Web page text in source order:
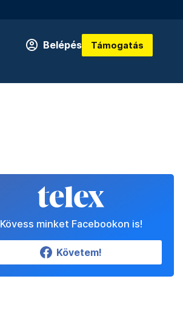
Belépés Támogatás
Kövess minket Facebookon is!
Követem!